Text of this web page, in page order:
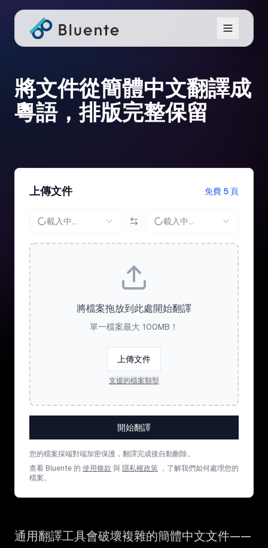
將文件從簡體中文翻譯成
粵語，排版完整保留
上傳文件 免費 5 頁
載入中... 載入中...
將檔案拖放到此處開始翻譯
單一檔案最大 100MB！
上傳文件
支援的檔案類型
開始翻譯
您的檔案採端對端加密保護，翻譯完成後自動刪除。
查看 Bluente 的 使用條款 與 隱私權政策 ，了解我們如何處理您的
檔案。
通用翻譯工具會破壞複雜的簡體中文文件——